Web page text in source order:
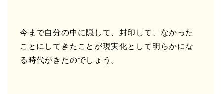
今まで自分の中に隠して、封印して、なかった
ことにしてきたことが現実化として明らかにな
る時代がきたのでしょう。